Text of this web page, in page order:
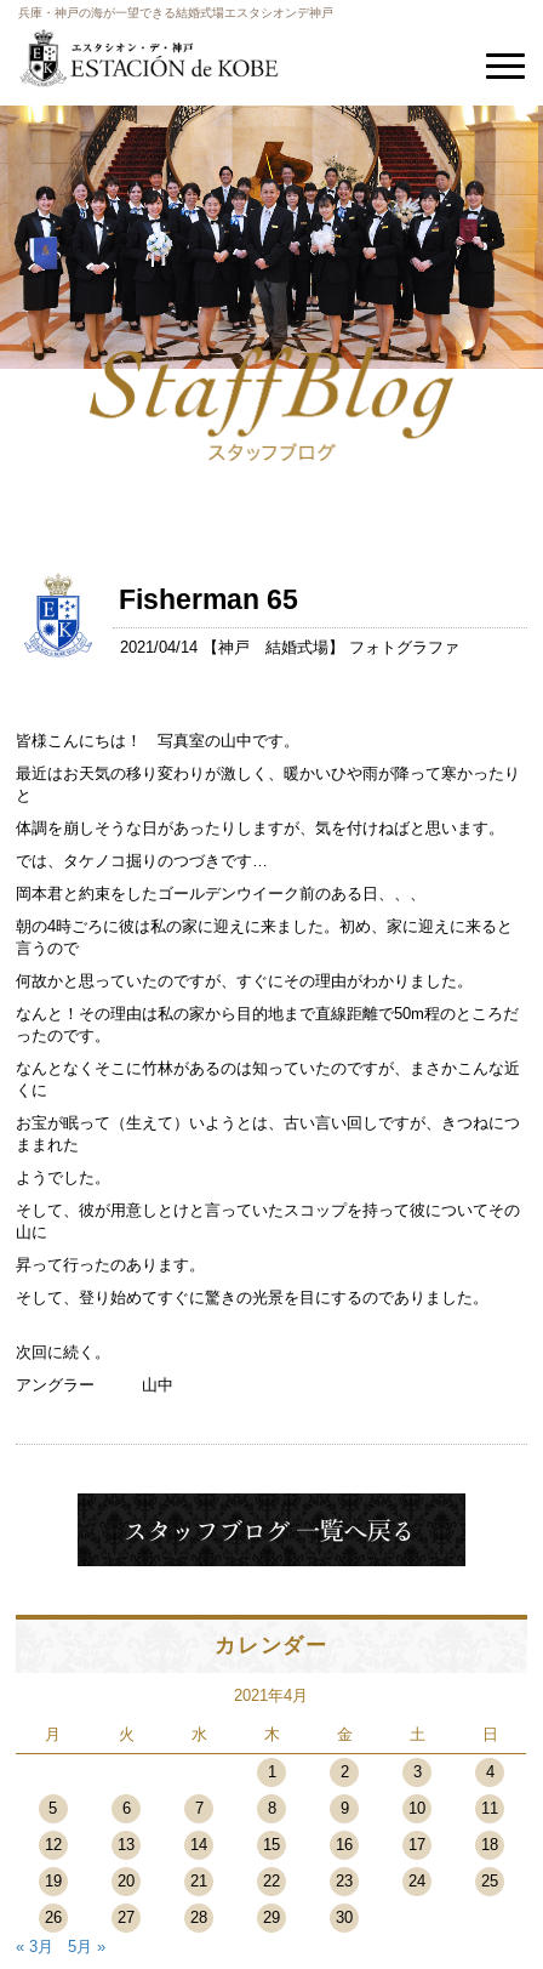
兵庫・神戸の海が一望できる結婚式場エスタシオンデ神戸
Fisherman 65
2021/04/14 【神戸 結婚式場】 フォトグラファ
皆様こんにちは！ 写真室の山中です。
最近はお天気の移り変わりが激しく、暖かいひや雨が降って寒かったり
と
体調を崩しそうな日があったりしますが、気を付けねばと思います。
では、タケノコ掘りのつづきです…
岡本君と約束をしたゴールデンウイーク前のある日、、、
朝の4時ごろに彼は私の家に迎えに来ました。初め、家に迎えに来ると
言うので
何故かと思っていたのですが、すぐにその理由がわかりました。
なんと！その理由は私の家から目的地まで直線距離で50m程のところだ
ったのです。
なんとなくそこに竹林があるのは知っていたのですが、まさかこんな近
くに
お宝が眠って（生えて）いようとは、古い言い回しですが、きつねにつ
ままれた
ようでした。
そして、彼が用意しとけと言っていたスコップを持って彼についてその
山に
昇って行ったのあります。
そして、登り始めてすぐに驚きの光景を目にするのでありました。
次回に続く。
アングラー 山中
カレンダー
2021年4月
月 火 水 木 金 土 日
1 2 3
4
5
6 7 8 9 10
11
12
13 14 15 16 17
18
19
20 21 22 23 24
25
26
27 28 29
30
« 3月
5月 »